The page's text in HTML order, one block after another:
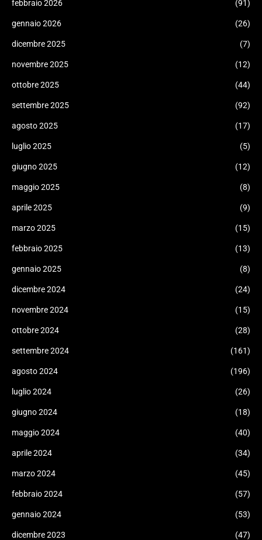
febbraio 2026 (91)
gennaio 2026 (26)
dicembre 2025 (7)
novembre 2025 (12)
ottobre 2025 (44)
settembre 2025 (92)
agosto 2025 (17)
luglio 2025 (5)
giugno 2025 (12)
maggio 2025 (8)
aprile 2025 (9)
marzo 2025 (15)
febbraio 2025 (13)
gennaio 2025 (8)
dicembre 2024 (24)
novembre 2024 (15)
ottobre 2024 (28)
settembre 2024 (161)
agosto 2024 (196)
luglio 2024 (26)
giugno 2024 (18)
maggio 2024 (40)
aprile 2024 (34)
marzo 2024 (45)
febbraio 2024 (57)
gennaio 2024 (53)
dicembre 2023 (47)